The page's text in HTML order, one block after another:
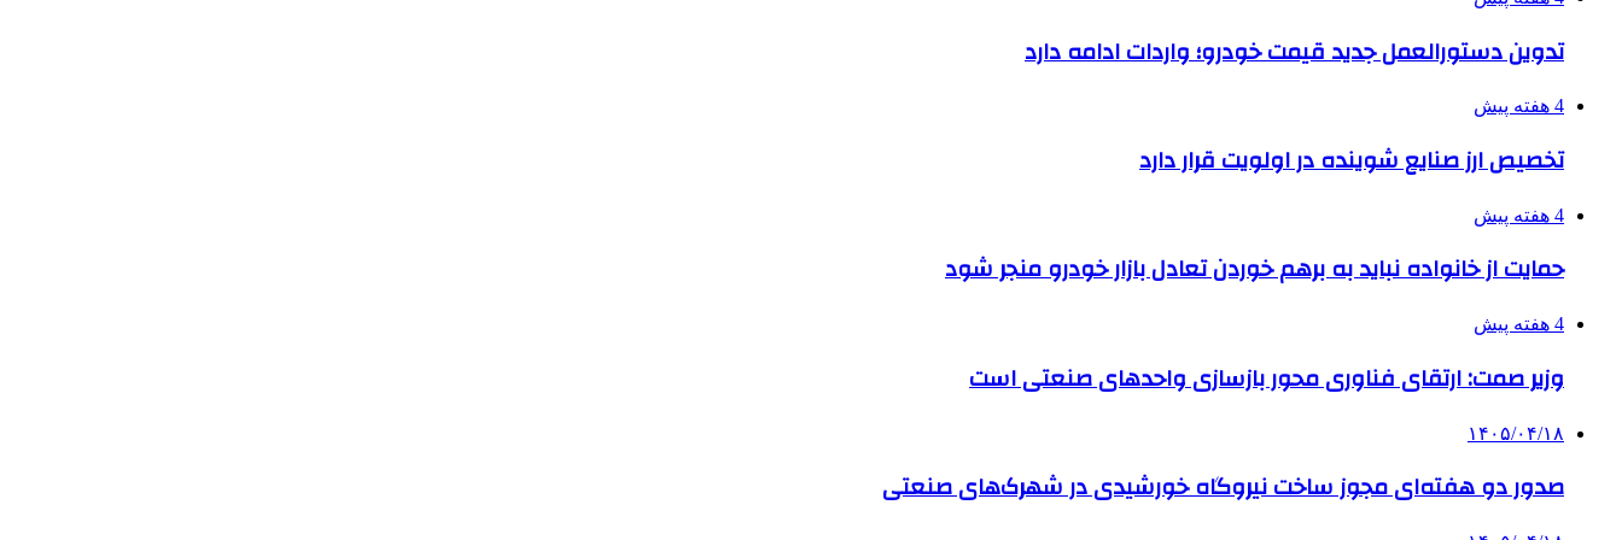
تدوین دستورالعمل جدید قیمت خودرو؛ واردات ادامه دارد
4 هفته پیش
تخصیص ارز صنایع شوینده در اولویت قرار دارد
4 هفته پیش
حمایت از خانواده نباید به برهم خوردن تعادل بازار خودرو منجر شود
4 هفته پیش
وزیر صمت: ارتقای فناوری محور بازسازی واحدهای صنعتی است
۱۴۰۵/۰۴/۱۸
صدور دو هفته‌ای مجوز ساخت نیروگاه خورشیدی در شهرک‌های صنعتی